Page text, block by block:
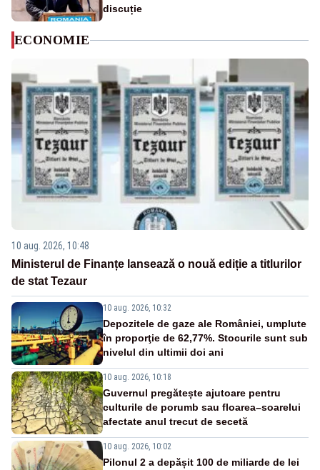
discuție
ECONOMIE
10 aug. 2026, 10:48
Ministerul de Finanțe lansează o nouă ediție a titlurilor
de stat Tezaur
10 aug. 2026, 10:32
Depozitele de gaze ale României, umplute
în proporţie de 62,77%. Stocurile sunt sub
nivelul din ultimii doi ani
10 aug. 2026, 10:18
Guvernul pregătește ajutoare pentru
culturile de porumb sau floarea–soarelui
afectate anul trecut de secetă
10 aug. 2026, 10:02
Pilonul 2 a depășit 100 de miliarde de lei